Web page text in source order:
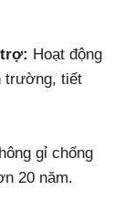
Hoạt động
trường, tiết
gỉ chống
20 năm.